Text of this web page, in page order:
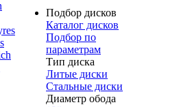
Подбор дисков
Каталог дисков
Подбор по
параметрам
Тип диска
Литые диски
Стальные диски
Диаметр обода